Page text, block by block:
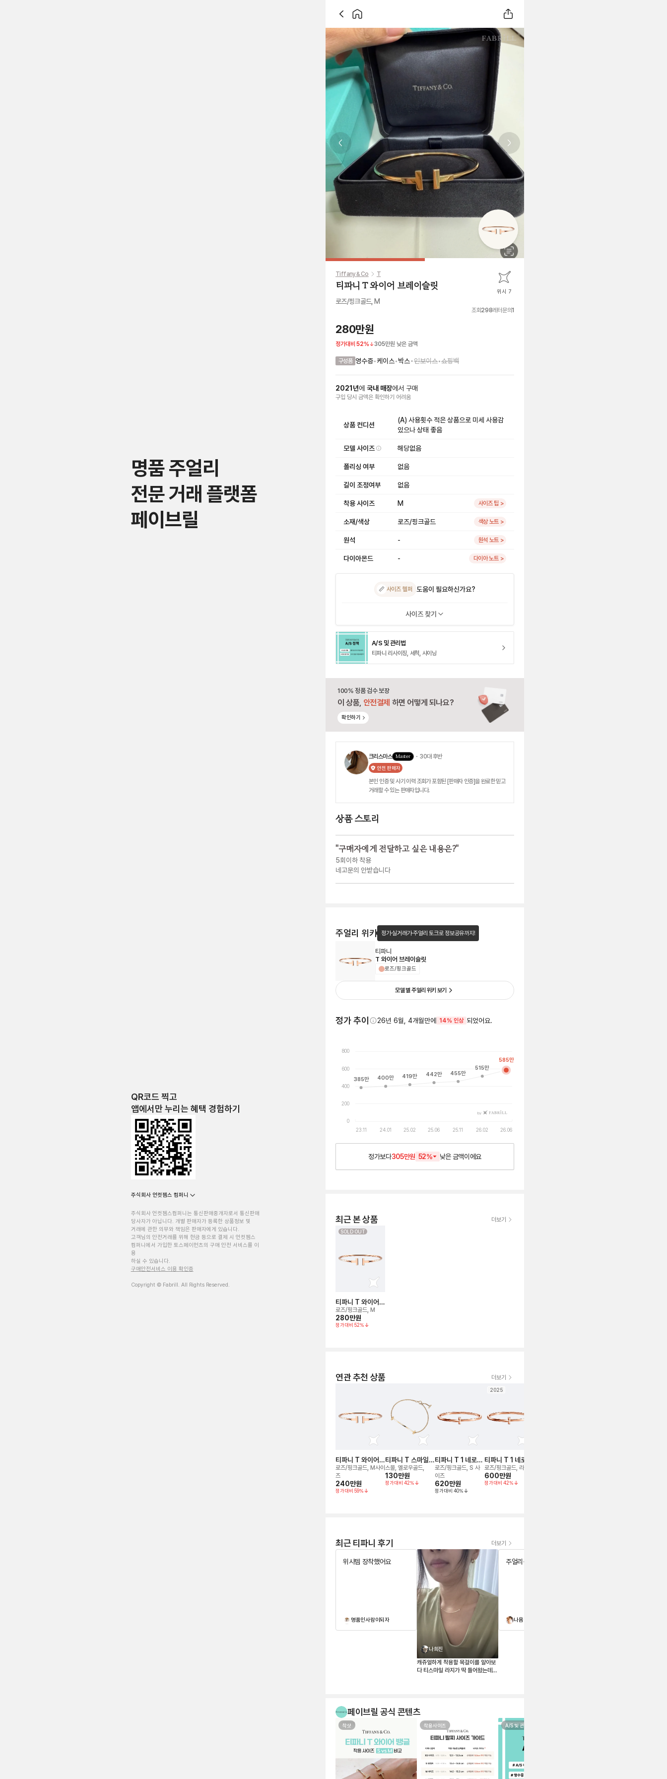
명품 주얼리
전문 거래 플랫폼
페이브릴
QR코드 찍고
앱에서만 누리는 혜택 경험하기
주식회사 언컷젬스 컴퍼니
주식회사 언컷젬스컴퍼니는 통신판매중개자로서 통신판매
당사자가 아닙니다. 개별 판매자가 등록한 상품정보 및
거래에 관한 의무와 책임은 판매자에게 있습니다.
고객님의 안전거래를 위해 현금 등으로 결제 시 언컷젬스
컴퍼니에서 가입한 토스페이먼츠의 구매 안전 서비스를 이
용
하실 수 있습니다.
구매안전서비스 이용 확인증
Copyright © Fabrill. All Rights Reserved.
Previous slide Next slide
Tiffany & Co T
티파니 T 와이어 브레이슬릿 위시 7
로즈/핑크골드, M
조회298레터문의1
280만원
정가대비 52% 305만원 낮은 금액
구성품 영수증•케이스•박스•인보이스•쇼핑백
2021 년에 국내 매장에서 구매
구입 당시 금액은 확인하기 어려움
상품 컨디션
(A) 사용횟수 적은 상품으로 미세 사용감
있으나 상태 좋음
모델 사이즈 해당없음
폴리싱 여부 없음
길이 조정여부 없음
착용 사이즈 M 사이즈 팁 >
소재/색상 로즈/핑크골드 색상 노트 >
원석 - 원석 노트 >
다이아몬드 - 다이아 노트 >
📏 사이즈 헬퍼 도움이 필요하신가요?
사이즈 찾기
A/S 및 관리법
티파니 리사이징, 세척, 샤이닝
100% 정품 검수 보장
이 상품, 안전결제 하면 어떻게 되나요?
확인하기
크리스마스 Master ・ 30대 후반
안전 판매자
본인 인증 및 사기 이력 조회가 포함된 [판매자 인증]을 완료한 믿고
거래할 수 있는 판매자입니다.
상품 스토리
"구매자에게 전달하고 싶은 내용은?"
5회이하 착용
네고문의 안받습니다
주얼리 위키 정가·실거래가·주얼리 토크로 정보공유까지!
티파니
T 와이어 브레이슬릿
로즈/핑크골드
모델 별 주얼리 위키 보기
정가 추이 26년 6월, 4개월만에 14% 인상 되었어요.
0
200
400
600
800
23.11 24.01 25.02 25.06 25.11 26.02 26.06
by
385만 400만 419만 442만 455만
515만
585만
정가보다305만원 52% 낮은금액이에요
최근 본 상품 더보기
SOLD OUT
티파니 T 와이어
브레이슬릿
로즈/핑크골드, M
280만원
정가대비 52%
연관 추천 상품 더보기
티파니 T 와이어
브레이슬릿
로즈/핑크골드, M사이
즈
240만원
정가대비 59%
티파니 T 스마일
브레이슬릿
스몰, 옐로우골드,
130만원
정가대비 42%
티파니 T 1 네로우
힌지드 뱅글 브레
이슬릿
로즈/핑크골드, S 사
이즈
620만원
정가대비 40%
2025
티파니 T 1 네로우
힌지드 뱅글 브레
이슬릿
로즈/핑크골드, 라지
600만원
정가대비 42%
최근 티파니 후기 더보기
위시템 장착했어요
명품인사람이되자
나희진
캐쥬얼하게 착용할 목걸이를 알아보
다 티스마일 라지가 딱 들어왔는데
주얼리는 사랑입니다🫶
나욤
페이브릴 공식 콘텐츠
착샷 착용사이즈 A/S 및 관리법